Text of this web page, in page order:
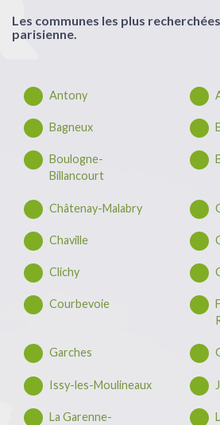
Les communes les plus
parisienne.
Antony
Bagneux
Boulogne-
Billancourt
Châtenay-Malabry
Chaville
Clichy
Courbevoie
Garches
Issy-les-Moulineaux
La Garenne-